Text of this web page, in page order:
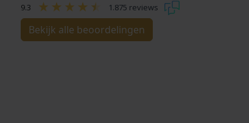
9.3 1.875 reviews
Bekijk alle beoordelingen